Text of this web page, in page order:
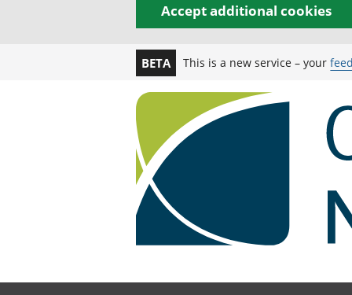
Accept additional cookies
BETA This is a new service – your